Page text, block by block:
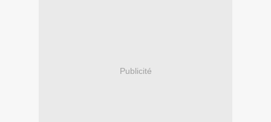
Publicité